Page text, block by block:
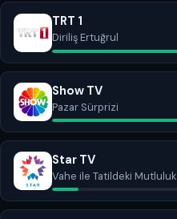
TRT 1
Diriliş Ertuğrul
Show TV
Pazar Sürprizi
Star TV
Vahe ile Tatildeki Mutluluk